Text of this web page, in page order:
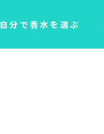
自分で香水を選ぶ